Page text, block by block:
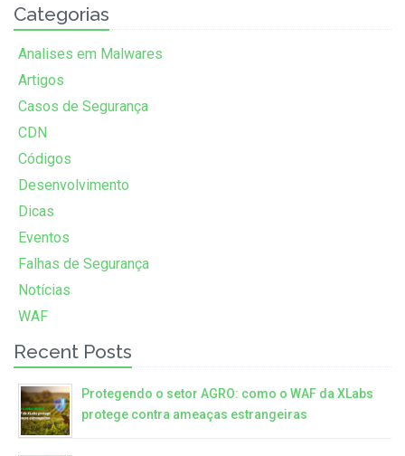
Categorias
Analises em Malwares
Artigos
Casos de Segurança
CDN
Códigos
Desenvolvimento
Dicas
Eventos
Falhas de Segurança
Notícias
WAF
Recent Posts
Protegendo o setor AGRO: como o WAF da XLabs
protege contra ameaças estrangeiras